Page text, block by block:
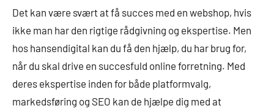
Det kan være svært at få succes med en webshop, hvis
ikke man har den rigtige rådgivning og ekspertise. Men
hos hansendigital kan du få den hjælp, du har brug for,
når du skal drive en succesfuld online forretning. Med
deres ekspertise inden for både platformvalg,
markedsføring og SEO kan de hjælpe dig med at